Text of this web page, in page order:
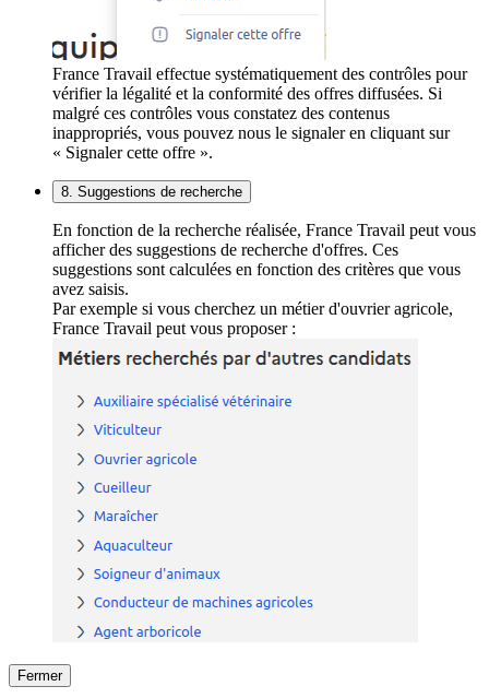
France Travail effectue systématiquement des contrôles pour
vérifier la légalité et la conformité des offres diffusées. Si
malgré ces contrôles vous constatez des contenus
inappropriés, vous pouvez nous le signaler en cliquant sur
« Signaler cette offre ».
8. Suggestions de recherche
En fonction de la recherche réalisée, France Travail peut vous
afficher des suggestions de recherche d'offres. Ces
suggestions sont calculées en fonction des critères que vous
avez saisis.
Par exemple si vous cherchez un métier d'ouvrier agricole,
France Travail peut vous proposer :
Fermer